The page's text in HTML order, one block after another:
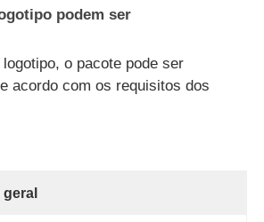
podem ser
o pacote pode ser
acordo com os requisitos dos